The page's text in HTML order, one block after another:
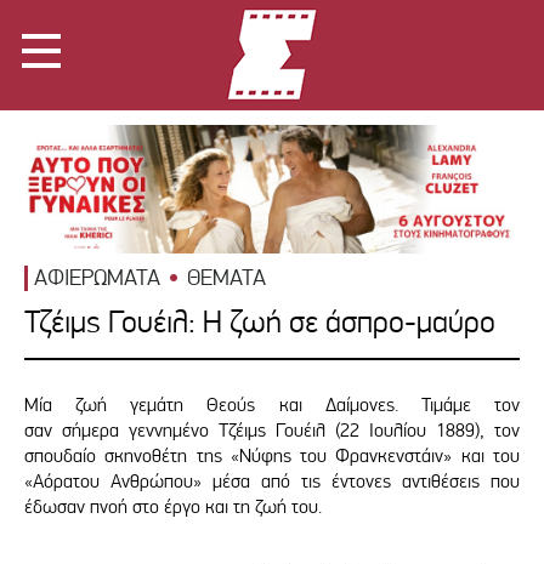
ΑΦΙΕΡΩΜΑΤΑ ΘΕΜΑΤΑ
Τζέιμς Γουέιλ: Η ζωή σε άσπρο-μαύρο
Μία ζωή γεμάτη Θεούς και Δαίμονες. Τιμάμε τον
σαν σήμερα γεννημένο Τζέιμς Γουέιλ (22 Ιουλίου 1889), τον
σπουδαίο σκηνοθέτη της «Νύφης του Φρανκενστάιν» και του
«Αόρατου Ανθρώπου» μέσα από τις έντονες αντιθέσεις που
έδωσαν πνοή στο έργο και τη ζωή του.